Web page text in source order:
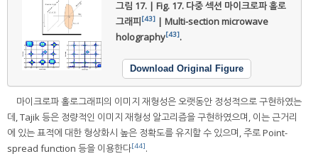
그림 17. | Fig. 17. 다중 섹션 마이크로파 홀로
그래피[43]| Multi-section microwave
holography[43].
Download Original Figure
마이크로파 홀로그래피의 이미지 재형성은 오랫동안 정성적으로 구현하였는
데, Tajik 등은 정량적인 이미지 재형성 알고리즘을 구현하였으며, 이는 근거리
에 있는 표적에 대한 형상화시 높은 정확도를 유지할 수 있으며, 주로 Point-
spread function 등을 이용한다[44].